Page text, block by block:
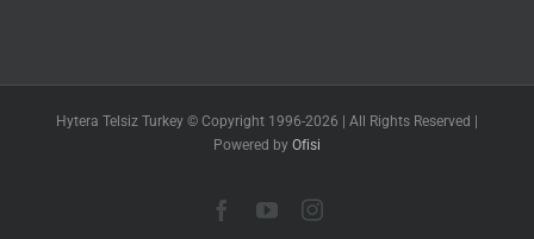
Hytera Telsiz Turkey © Copyright 1996-2026 | All Rights Reserved |
Powered by Ofisi
Facebook
YouTubeInstagram